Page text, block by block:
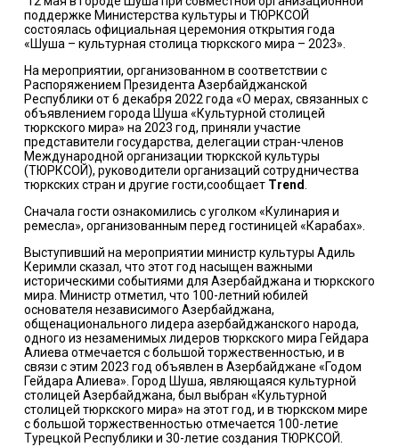
поддержке Министерства культуры и ТЮРКСОЙ
состоялась официальная церемония открытия года
«Шуша – культурная столица тюркского мира – 2023».
На мероприятии, организованном в соответствии с
Распоряжением Президента Азербайджанской
Республики от 6 декабря 2022 года «О мерах, связанных с
объявлением города Шуша «Культурной столицей
тюркского мира» на 2023 год, приняли участие
представители государства, делегации стран-членов
Международной организации тюркской культуры
(ТЮРКСОЙ), руководители организаций сотрудничества
тюркских стран и другие гости,сообщает Trend.
Сначала гости ознакомились с уголком «Кулинария и
ремесла», организованным перед гостиницей «Карабах».
Выступивший на мероприятии министр культуры Адиль
Керимли сказал, что этот год насыщен важными
историческими событиями для Азербайджана и тюркского
мира. Министр отметил, что 100-летний юбилей
основателя независимого Азербайджана,
общенационального лидера азербайджанского народа,
одного из незаменимых лидеров тюркского мира Гейдара
Алиева отмечается с большой торжественностью, и в
связи с этим 2023 год объявлен в Азербайджане «Годом
Гейдара Алиева». Город Шуша, являющаяся культурной
столицей Азербайджана, был выбран «Культурной
столицей тюркского мира» на этот год, и в тюркском мире
с большой торжественностью отмечается 100-летие
Турецкой Республики и 30-летие создания ТЮРКСОЙ.